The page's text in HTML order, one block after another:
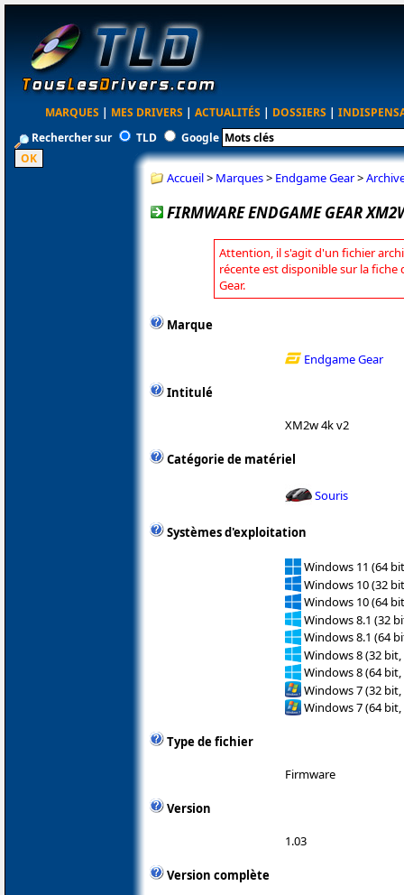
MARQUES | MES DRIVERS | ACTUALITÉS | DOSSIERS |
Rechercher sur
TLD Google
Accueil> Marques> Endgame Gear>
FIRMWARE ENDGAME GEAR
Attention, il s'agit d'un fichier
récente est disponible sur la fiche
Gear.
Marque
Endgame Gear
Intitulé
XM2w 4k v2
Catégorie de matériel
Souris
Systèmes d'exploitation
Windows 11 (64
Windows 10 (32
Windows 10 (64
Windows 8.1 (32
Windows 8.1 (64
Windows 8 (32 bit,
Windows 8 (64 bit,
Windows 7 (32 bit,
Windows 7 (64 bit,
Type de fichier
Firmware
Version
1.03
Version complète